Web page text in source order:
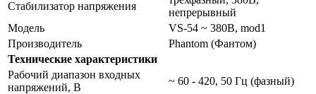
Стабилизатор напряжения
непрерывный
Модель
VS-54 ~ 380В, mod1
Производитель
Phantom (Фантом)
Технические характеристики
Рабочий диапазон входных
напряжений, В
~ 60 - 420, 50 Гц (фазный)